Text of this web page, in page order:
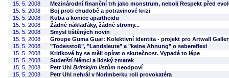
15. 5. 2008
Mezinárodní finanční trh jako monstrum, neboli Respekt před
15. 5. 2008
Boj proti chudobě a potravinové krizi
15. 5. 2008
Kuba a koniec apartheidu
15. 5. 2008
Žádné náklaďáky, žádné stromy...
15. 5. 2008
Smysl tištěných novin
15. 5. 2008
Groupe Guma Guar: Kolektivní identita - projekt pro Artwall
15. 5. 2008
"Todesstoß", "Landsleute" a "keine Ahnung" o sebereflexi
15. 5. 2008
Kritikové by se měli opírat o skutečnost. Vypadá to lépe
15. 5. 2008
Sudetští Němci a lidský zmatek
15. 5. 2008
Petr Uhl Britským listům neodpoví
15. 5. 2008
Petr Uhl nehrál v Norimberku roli provokatéra